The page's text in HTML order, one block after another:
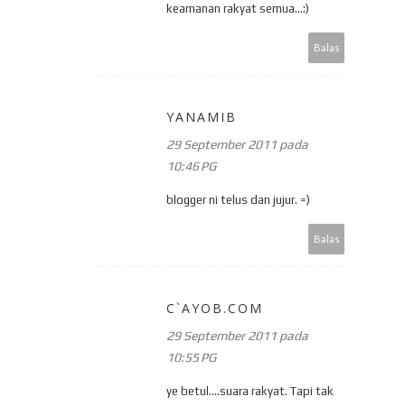
keamanan rakyat semua...:)
Balas
YANAMIB
29 September 2011 pada
10:46 PG
blogger ni telus dan jujur. =)
Balas
C`AYOB.COM
29 September 2011 pada
10:55 PG
ye betul....suara rakyat. Tapi tak